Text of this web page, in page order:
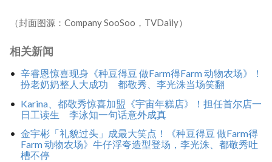
（封面图源：Company SooSoo，TVDaily）
相关新闻
辛睿恩惊喜现身《种豆得豆 做Farm得Farm 动物农场》！
扮老奶奶整人大成功 都敬秀、李光洙当场笑翻
Karina、都敬秀惊喜加盟《宇宙年糕店》！担任首尔店一
日工读生 李泳知一句话意外成真
金宇彬「礼貌过头」成最大笑点！《种豆得豆 做Farm得
Farm 动物农场》牛仔浮夸造型登场，李光洙、都敬秀吐
槽不停